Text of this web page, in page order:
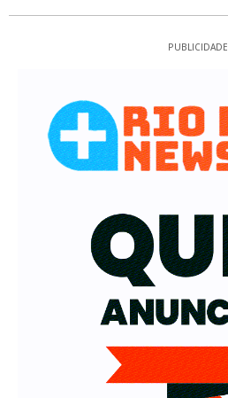
PUBLICIDADE